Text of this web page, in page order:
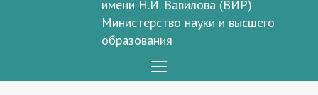
имени Н.И. Вавилова (ВИР)
Министерство науки и высшего
образования